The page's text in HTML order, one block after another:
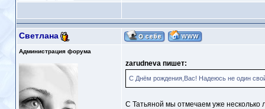
Светлана
Администрация форума
zarudneva пишет:
С Днём рождения,Вас! Надеюсь не один
С Татьяной мы отмечаем уже